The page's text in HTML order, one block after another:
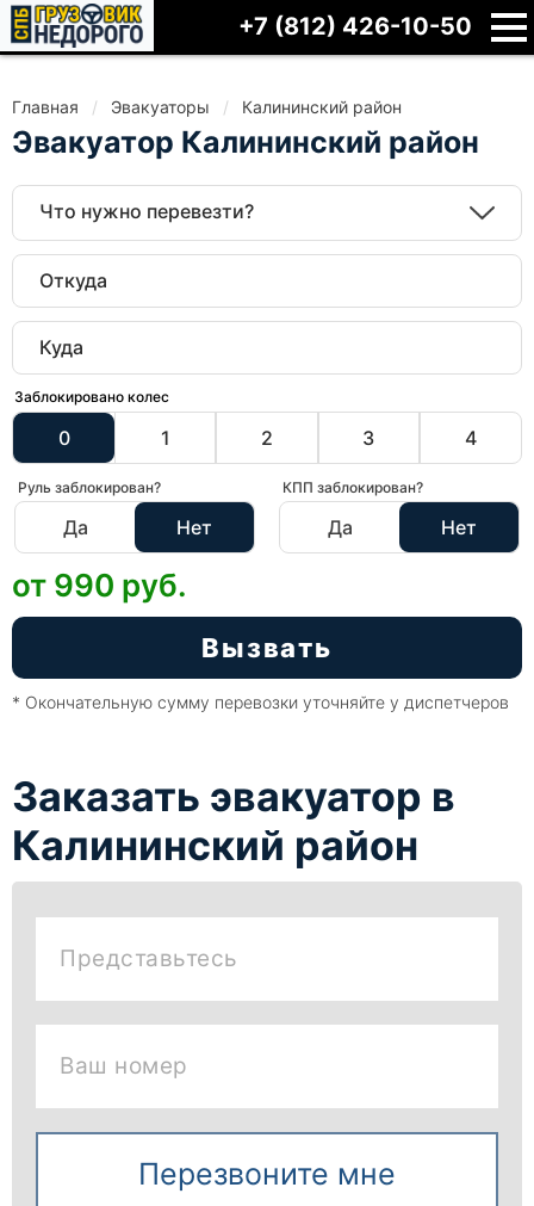
+7 (812) 426-10-50
Главная Эвакуаторы Калининский район
Эвакуатор Калининский район
Что нужно перевезти?
Заблокировано колес
0 1 2 3 4
Руль заблокирован?
Да Нет
КПП заблокирован?
Да Нет
Вызвать
от 990 руб.
* Окончательную сумму перевозки уточняйте у диспетчеров
Заказать эвакуатор в
Калининский район
Представьтесь
Ваш номер
Перезвоните мне